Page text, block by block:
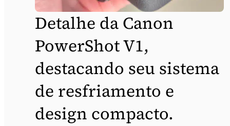
Detalhe da Canon
PowerShot V1,
destacando seu sistema
de resfriamento e
design compacto.